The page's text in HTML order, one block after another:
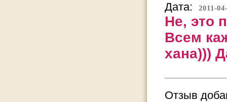
Дата:
2011-
Не, это
Всем
хана)))
Отзыв